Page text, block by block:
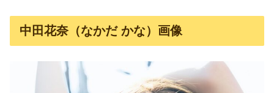
中田花奈（なかだ かな）画像